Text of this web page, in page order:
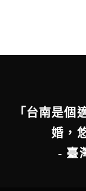
「台南是個
婚，
- 臺